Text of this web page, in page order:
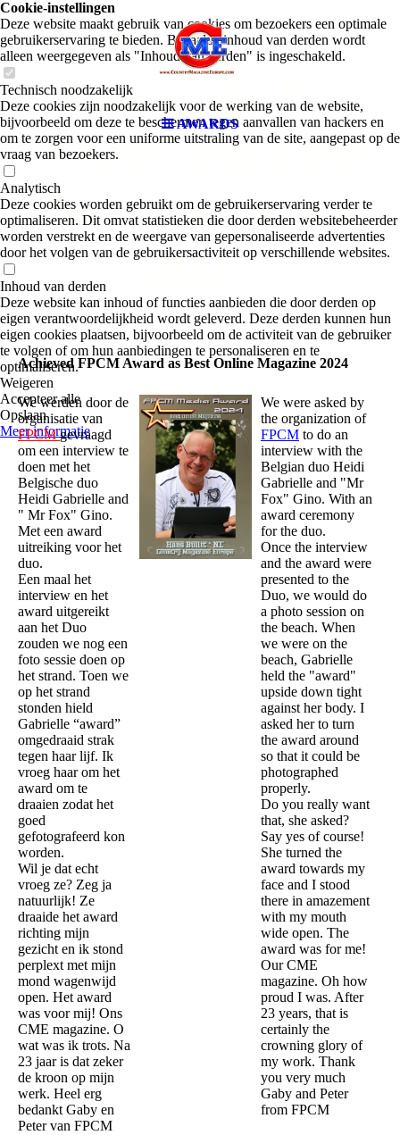
AWARDS
Country
Magazine for
Artists and Line
Dancers - since
2001
Achieved FPCM Award as Best Online Magazine 2024
We werden door de
organisatie van
FPCMgevraagd
om een interview te
doen met het
Belgische duo
Heidi Gabrielle and
" Mr Fox" Gino.
Met een award
uitreiking voor het
duo.
Een maal het
interview en het
award uitgereikt
aan het Duo
zouden we nog een
foto sessie doen op
het strand. Toen we
op het strand
stonden hield
Gabrielle “award”
omgedraaid strak
tegen haar lijf. Ik
vroeg haar om het
award om te
draaien zodat het
goed
gefotografeerd kon
worden.
Wil je dat echt
vroeg ze? Zeg ja
natuurlijk! Ze
draaide het award
richting mijn
gezicht en ik stond
perplext met mijn
mond wagenwijd
open. Het award
was voor mij! Ons
CME magazine. O
wat was ik trots. Na
23 jaar is dat zeker
de kroon op mijn
werk. Heel erg
bedankt Gaby en
Peter van FPCM
We were asked by
the organization of
FPCM to do an
interview with the
Belgian duo Heidi
Gabrielle and "Mr
Fox" Gino. With an
award ceremony
for the duo.
Once the interview
and the award were
presented to the
Duo, we would do
a photo session on
the beach. When
we were on the
beach, Gabrielle
held the "award"
upside down tight
against her body. I
asked her to turn
the award around
so that it could be
photographed
properly.
Do you really want
that, she asked?
Say yes of course!
She turned the
award towards my
face and I stood
there in amazement
with my mouth
wide open. The
award was for me!
Our CME
magazine. Oh how
proud I was. After
23 years, that is
certainly the
crowning glory of
my work. Thank
you very much
Gaby and Peter
from FPCM
Cookie-instellingen
Deze website maakt gebruik van cookies om bezoekers een optimale
gebruikerservaring te bieden. Bepaalde inhoud van derden wordt
alleen weergegeven als "Inhoud van derden" is ingeschakeld.
Technisch noodzakelijk
Deze cookies zijn noodzakelijk voor de werking van de website,
bijvoorbeeld om deze te beschermen tegen aanvallen van hackers en
om te zorgen voor een uniforme uitstraling van de site, aangepast op de
vraag van bezoekers.
Analytisch
Deze cookies worden gebruikt om de gebruikerservaring verder te
optimaliseren. Dit omvat statistieken die door derden websitebeheerder
worden verstrekt en de weergave van gepersonaliseerde advertenties
door het volgen van de gebruikersactiviteit op verschillende websites.
Inhoud van derden
Deze website kan inhoud of functies aanbieden die door derden op
eigen verantwoordelijkheid wordt geleverd. Deze derden kunnen hun
eigen cookies plaatsen, bijvoorbeeld om de activiteit van de gebruiker
te volgen of om hun aanbiedingen te personaliseren en te
optimaliseren.
Weigeren
Accepteer alle
Opslaan
Meer informatie